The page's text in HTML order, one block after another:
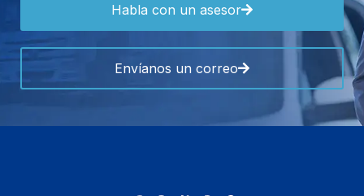
Habla con un asesor
Envíanos un correo